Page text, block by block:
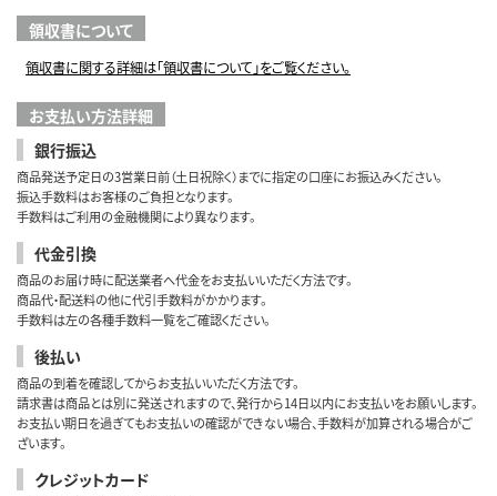
領収書について
領収書に関する詳細は「領収書について」をご覧ください。
お支払い方法詳細
銀行振込
商品発送予定日の3営業日前（土日祝除く）までに指定の口座にお振込みください。
振込手数料はお客様のご負担となります。
手数料はご利用の金融機関により異なります。
代金引換
商品のお届け時に配送業者へ代金をお支払いいただく方法です。
商品代・配送料の他に代引手数料がかかります。
手数料は左の各種手数料一覧をご確認ください。
後払い
商品の到着を確認してからお支払いいただく方法です。
請求書は商品とは別に発送されますので、発行から14日以内にお支払いをお願いします。
お支払い期日を過ぎてもお支払いの確認ができない場合、手数料が加算される場合がご
ざいます。
クレジットカード